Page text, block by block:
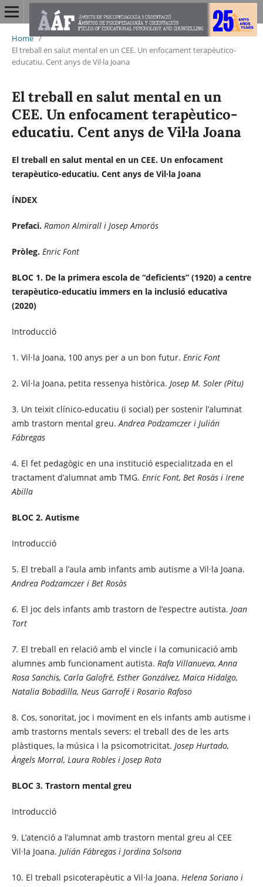
Home /
El treball en salut mental en un CEE. Un enfocament terapèutico-
educatiu. Cent anys de Vil·la Joana
El treball en salut mental en un
CEE. Un enfocament terapèutico-
educatiu. Cent anys de Vil·la Joana
El treball en salut mental en un CEE. Un enfocament
terapèutico-educatiu. Cent anys de Vil·la Joana
ÍNDEX
Prefaci. Ramon Almirall i Josep Amorós
Pròleg. Enric Font
BLOC 1. De la primera escola de “deficients” (1920) a centre
terapèutico-educatiu immers en la inclusió educativa
(2020)
Introducció
1. Vil·la Joana, 100 anys per a un bon futur. Enric Font
2. Vil·la Joana, petita ressenya històrica. Josep M. Soler (Pitu)
3. Un teixit clínico-educatiu (i social) per sostenir l’alumnat
amb trastorn mental greu.Andrea Podzamczer i Julián
Fábregas
4. El fet pedagògic en una institució especialitzada en el
tractament d’alumnat amb TMG. Enric Font, Bet Rosàs i Irene
Abilla
BLOC 2. Autisme
Introducció
5. El treball a l’aula amb infants amb autisme a Vil·la Joana.
Andrea Podzamczer i Bet Rosàs
6. El joc dels infants amb trastorn de l’espectre autista. Joan
Tort
7. El treball en relació amb el vincle i la comunicació amb
alumnes amb funcionament autista. Rafa Villanueva, Anna
Rosa Sanchis, Carla Galofré, Esther Gonzálvez, Maica Hidalgo,
Natalia Bobadilla, Neus Garrofé i Rosario Rafoso
8. Cos, sonoritat, joc i moviment en els infants amb autisme i
amb trastorns mentals severs: el treball des de les arts
plàstiques, la música i la psicomotricitat. Josep Hurtado,
Àngels Morral, Laura Robles i Josep Rota
BLOC 3. Trastorn mental greu
Introducció
9. L’atenció a l’alumnat amb trastorn mental greu al CEE
Vil·la Joana. Julián Fábregas i Jordina Solsona
10. El treball psicoterapèutic a Vil·la Joana. Helena Soriano i